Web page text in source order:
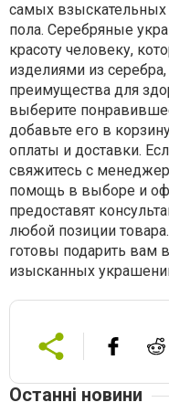
самых взыскательных
пола. Серебряные
красоту человеку,
изделиями из
преимущества для
выберите
добавьте его в
оплаты и доставки.
свяжитесь с
помощь в выборе и
предоставят
любой позиции
готовы подарить вам
изысканных
Останні новини